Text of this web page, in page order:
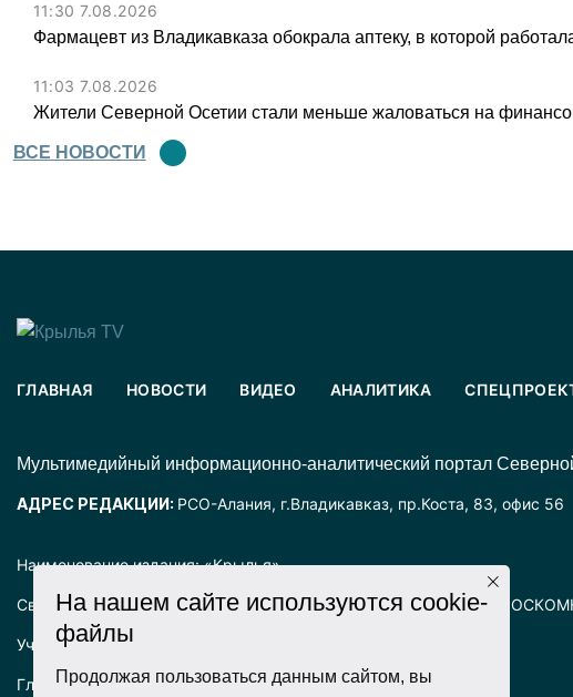
11:30 7.08.2026
Фармацевт из Владикавказа обокрала аптеку, в которой
11:03 7.08.2026
Жители Северной Осетии стали меньше жаловаться на
ВСЕ НОВОСТИ
Наименование издания: «Крылья».
Свидетельство о регистрации СМИ ЭЛ № ФС77-72025 выдано
Учредитель: ООО «Крылья».
Главный редактор: Хадарцева Л.Ч.
ГЛАВНАЯ НОВОСТИ ВИДЕО АНАЛИТИКА
Mультимедийный информационно-аналитический портал
АДРЕС РЕДАКЦИИ: РСО-Алания, г.Владикавказ, пр.Коста, 83, офис 56
На нашем сайте используются cookie-
файлы
Продолжая пользоваться данным сайтом, вы